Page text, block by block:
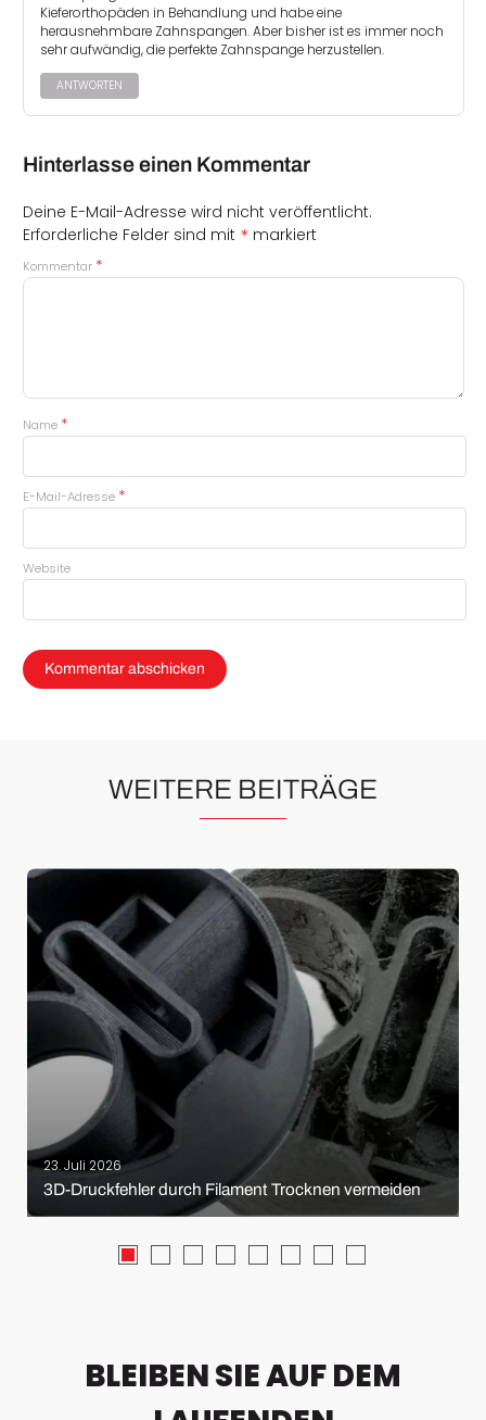
Kieferorthopäden in Behandlung und habe eine
herausnehmbare Zahnspangen. Aber bisher ist es immer noch
sehr aufwändig, die perfekte Zahnspange herzustellen.
ANTWORTEN
Hinterlasse einen Kommentar
Deine E-Mail-Adresse wird nicht veröffentlicht.
Erforderliche Felder sind mit * markiert
Kommentar *
Name *
E-Mail-Adresse *
Website
WEITERE BEITRÄGE
23. Juli 2026
3D-Druckfehler durch Filament Trocknen vermeiden
BLEIBEN SIE AUF DEM